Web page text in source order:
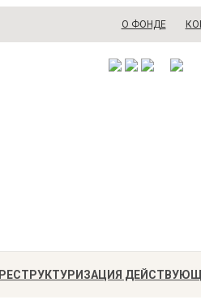
О ФОНДЕ
РЕСТРУКТУРИЗАЦИЯ